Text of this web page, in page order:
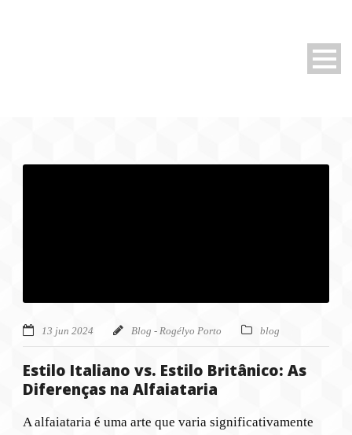
13 jun 2024 Blog - Rogélyo Porto blog
Estilo Italiano vs. Estilo Britânico: As
Diferenças na Alfaiataria
A alfaiataria é uma arte que varia significativamente